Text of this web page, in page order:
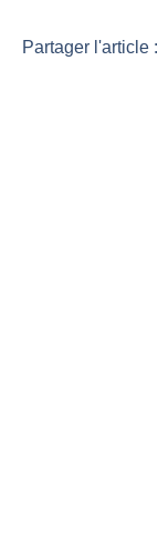
Partager l'article :